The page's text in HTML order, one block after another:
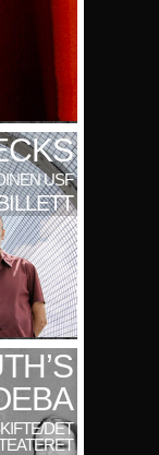
USF
DET